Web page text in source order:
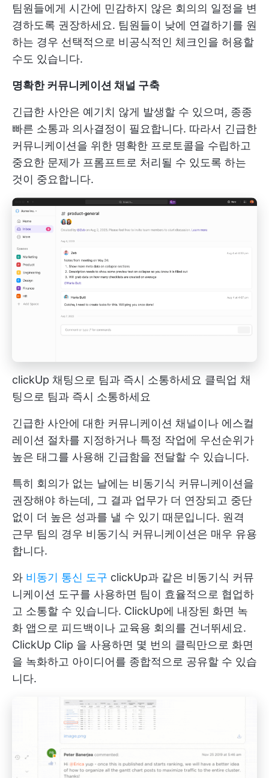
팀원들에게 시간에 민감하지 않은 회의의 일정을 변
경하도록 권장하세요. 팀원들이 낮에 연결하기를 원
하는 경우 선택적으로 비공식적인 체크인을 허용할
수도 있습니다.
명확한 커뮤니케이션 채널 구축
긴급한 사안은 예기치 않게 발생할 수 있으며, 종종
빠른 소통과 의사결정이 필요합니다. 따라서 긴급한
커뮤니케이션을 위한 명확한 프로토콜을 수립하고
중요한 문제가 프롬프트로 처리될 수 있도록 하는
것이 중요합니다.
clickUp 채팅으로 팀과 즉시 소통하세요 클릭업 채
팅으로 팀과 즉시 소통하세요
긴급한 사안에 대한 커뮤니케이션 채널이나 에스컬
레이션 절차를 지정하거나 특정 작업에 우선순위가
높은 태그를 사용해 긴급함을 전달할 수 있습니다.
특히 회의가 없는 날에는 비동기식 커뮤니케이션을
권장해야 하는데, 그 결과 업무가 더 연장되고 중단
없이 더 높은 성과를 낼 수 있기 때문입니다. 원격
근무 팀의 경우 비동기식 커뮤니케이션은 매우 유용
합니다.
와 비동기 통신 도구 clickUp과 같은 비동기식 커뮤
니케이션 도구를 사용하면 팀이 효율적으로 협업하
고 소통할 수 있습니다. ClickUp에 내장된 화면 녹
화 앱으로 피드백이나 교육용 회의를 건너뛰세요.
ClickUp Clip 을 사용하면 몇 번의 클릭만으로 화면
을 녹화하고 아이디어를 종합적으로 공유할 수 있습
니다.